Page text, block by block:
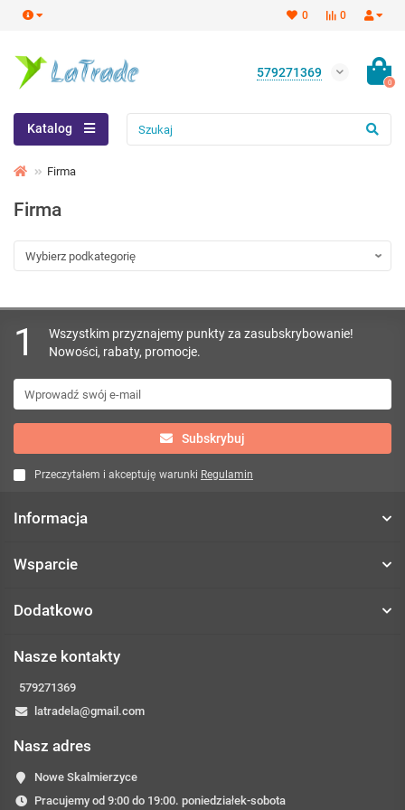
0
0
579271369
0
Katalog
Firma
Firma
1
Wszystkim przyznajemy punkty za zasubskrybowanie!
Nowości, rabaty, promocje.
Subskrybuj
Przeczytałem i akceptuję warunki Regulamin
Informacja
Wsparcie
Dodatkowo
Nasze kontakty
579271369
latradela@gmail.com
Nasz adres
Nowe Skalmierzyce
Pracujemy od 9:00 do 19:00. poniedziałek-sobota